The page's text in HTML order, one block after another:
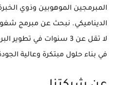
المبرمجين الموهوبين وذوي
الديناميكي. نبحث عن مبرمج
لا تقل عن 3 سنوات في
في بناء حلول مبتكرة وعالية